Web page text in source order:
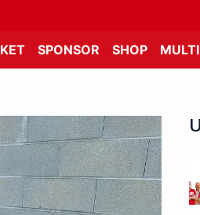
SPONSOR SHOP